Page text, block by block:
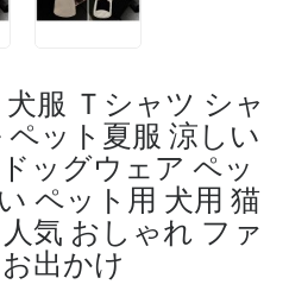
服 Ｔシャツ シャ
ット夏服 涼しい
ッグウェア ペッ
ペット用 犬用 猫
気 おしゃれ ファ
出かけ